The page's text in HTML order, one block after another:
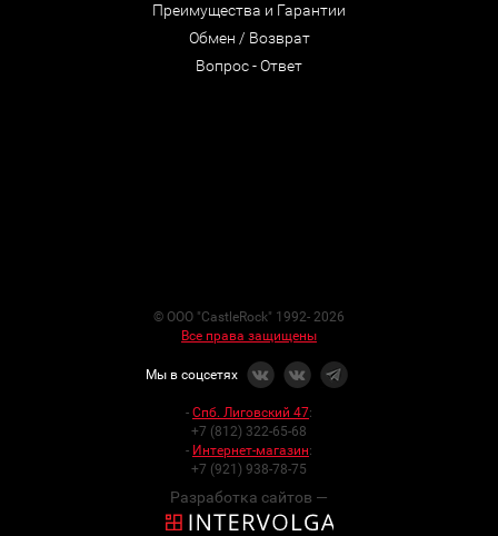
Преимущества и Гарантии
Обмен / Возврат
Вопрос - Ответ
© ООО "CastleRock" 1992- 2026
Все права защищены
Мы в соцсетях
- Спб. Лиговский 47:
+7 (812) 322-65-68
- Интернет-магазин:
+7 (921) 938-78-75
Разработка сайтов —